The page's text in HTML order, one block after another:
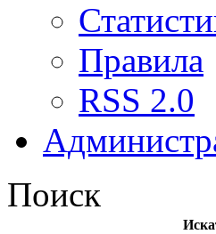
Правила
RSS 2.0
Поиск